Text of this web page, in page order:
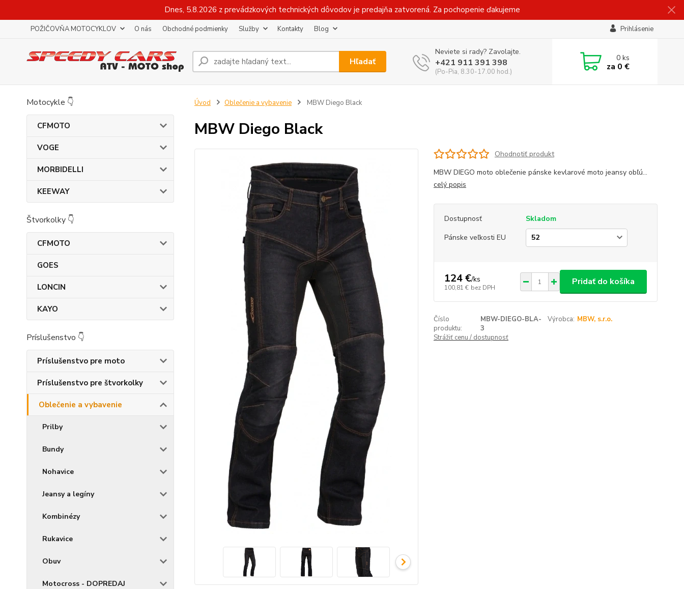
Dnes, 5.8.2026 z prevádzkových technických dôvodov je predajňa zatvorená. Za pochopenie ďakujeme
POŽIČOVŇA MOTOCYKLOV O nás Obchodné podmienky Služby Kontakty Blog Prihlásenie
Hľadať
Neviete si rady? Zavolajte.
+421 911 391 398
(Po-Pia, 8.30-17.00 hod.)
0ks
za 0 €
Motocykle 👇
CFMOTO
VOGE
MORBIDELLI
KEEWAY
Štvorkolky 👇
CFMOTO
GOES
LONCIN
KAYO
Príslušenstvo 👇
Príslušenstvo pre moto
Príslušenstvo pre štvorkolky
Oblečenie a vybavenie
Prilby
Bundy
Nohavice
Jeansy a legíny
Kombinézy
Rukavice
Obuv
Motocross - DOPREDAJ
Úvod Oblečenie a vybavenie MBW Diego Black
MBW Diego Black
Ohodnotiť produkt
MBW DIEGO moto oblečenie pánske kevlarové moto jeansy obľú...
celý popis
Dostupnosť
Skladom
Pánske veľkosti EU
124 €/ks
100,81 € bez DPH
Pridať do košíka
Číslo
produktu:
MBW-DIEGO-BLA-
3
Výrobca: MBW, s.r.o.
Strážiť cenu / dostupnosť